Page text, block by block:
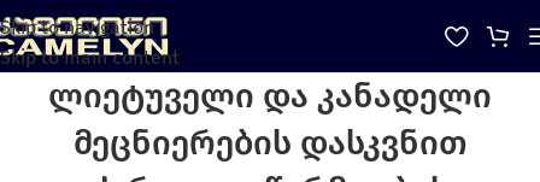
Skip to navigation
Skip to main content
ლიეტუველი და კანადელი
მეცნიერების დასკვნით